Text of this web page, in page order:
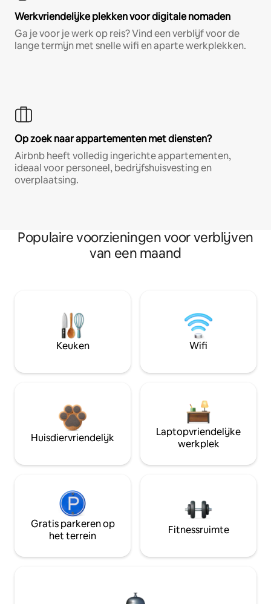
Werkvriendelijke plekken voor digitale nomaden
Ga je voor je werk op reis? Vind een verblijf voor de
lange termijn met snelle wifi en aparte werkplekken.
Op zoek naar appartementen met diensten?
Airbnb heeft volledig ingerichte appartementen,
ideaal voor personeel, bedrijfshuisvesting en
overplaatsing.
Populaire voorzieningen voor verblijven
van een maand
Keuken Wifi
Huisdiervriendelijk
Laptopvriendelijke
werkplek
Gratis parkeren op
het terrein
Fitnessruimte